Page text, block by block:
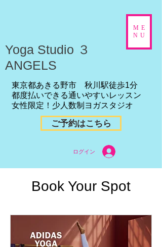
東京都あきる野市 秋川駅徒歩1分
都度払いできる通いやすいレッスン
女性限定！少人数制ヨガスタジオ
​Yoga Studio ３
ANGELS
ログイン
ご予約はこちら
ME
NU
Book Your Spot